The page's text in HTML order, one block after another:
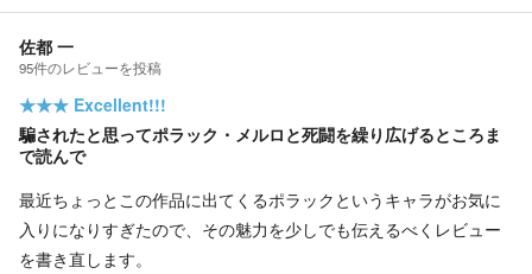
佐都 一
95件のレビューを投稿
★★★ Excellent!!!
騙されたと思ってポラック・メルロと死闘を繰り広げるところま
で読んで
最近ちょっとこの作品に出てくるポラックというキャラがお気に
入りになりすぎたので、その魅力を少しでも伝えるべくレビュー
を書き直します。